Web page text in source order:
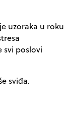
uzoraka u roku
svi poslovi
sviđa.